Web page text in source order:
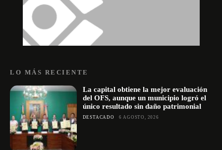
LO MÁS RECIENTE
La capital obtiene la mejor evaluación
del OFS, aunque un municipio logró el
único resultado sin daño patrimonial
DESTACADO 6 AGOSTO, 2026